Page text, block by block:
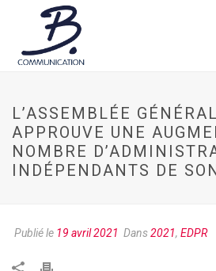
L’ASSEMBLÉE
APPROUVE UNE
NOMBRE
INDÉPENDANTS DE
Publié le 19 avril 2021 Dans2021, EDPR